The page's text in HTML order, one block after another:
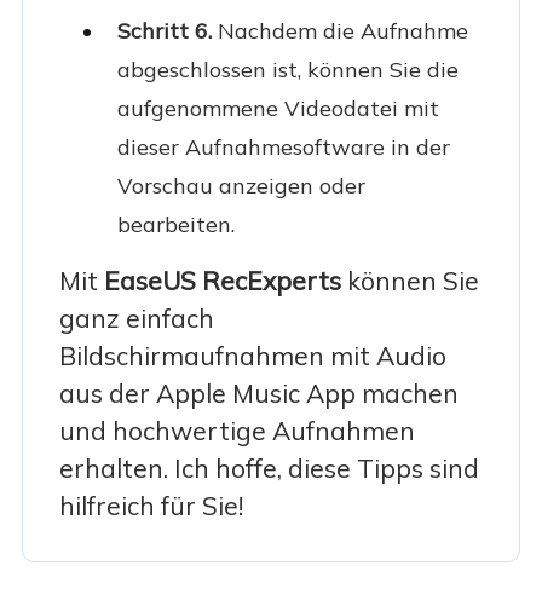
Schritt 6.Nachdem die Aufnahme
abgeschlossen ist, können Sie die
aufgenommene Videodatei mit
dieser Aufnahmesoftware in der
Vorschau anzeigen oder
bearbeiten.
Mit EaseUS RecExpertskönnen Sie
ganz einfach
Bildschirmaufnahmen mit Audio
aus der Apple Music App machen
und hochwertige Aufnahmen
erhalten. Ich hoffe, diese Tipps sind
hilfreich für Sie!